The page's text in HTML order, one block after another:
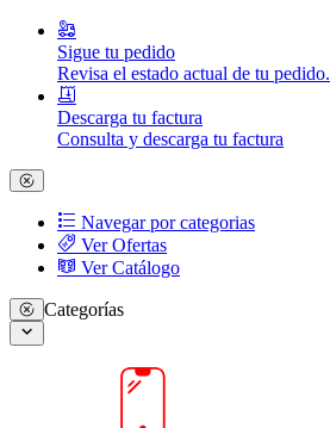
Sigue tu pedido
Revisa el estado actual de tu pedido.
Descarga tu factura
Consulta y descarga tu factura
Navegar por categorias
Ver Ofertas
Ver Catálogo
Categorías